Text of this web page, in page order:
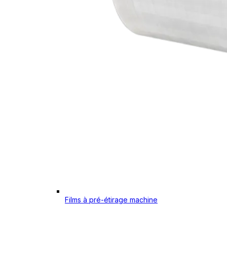
Films à pré-étirage machine